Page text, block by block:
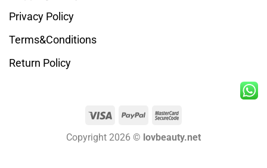
Privacy Policy
Terms&Conditions
Return Policy
Visa PayPal MasterCard
Copyright 2026 © lovbeauty.net